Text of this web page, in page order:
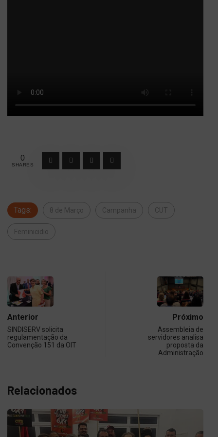
0
SHARES
Tags: 8 de Março Campanha CUT
Feminicidio
Anterior
SINDISERV solicita
regulamentação da
Convenção 151 da OIT
Próximo
Assembleia de
servidores analisa
proposta da
Administração
Relacionados